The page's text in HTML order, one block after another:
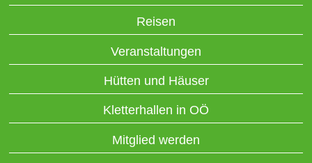
Reisen
Veranstaltungen
Hütten und Häuser
Kletterhallen in OÖ
Mitglied werden